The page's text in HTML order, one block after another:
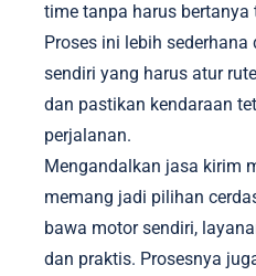
time tanpa harus bertanya
Proses ini lebih
sendiri yang harus atur
dan pastikan kendaraan
perjalanan.
Mengandalkan jasa kirim
memang jadi pilihan
bawa motor sendiri,
dan praktis. Prosesnya